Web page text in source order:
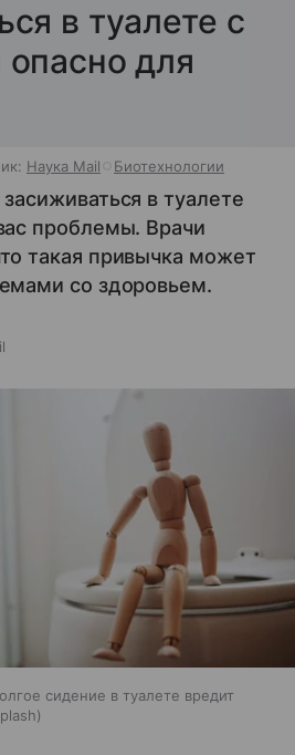
в туалете с
для
Наука Mail Биотехнологии
в туалете
проблемы. Врачи
такая привычка может
со здоровьем.
сидение в туалете вредит